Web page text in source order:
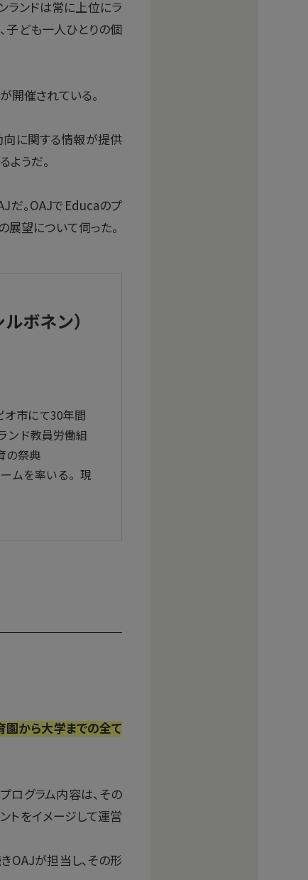
ランドは常に上位にラ
子ども一人ひとりの個
開催されている。
向に関する情報が提供
うだ。
だ。OAJでEducaのプ
望について伺った。
ボネン）
市にて30年間
ンド教員労働組
の祭典
ムを率いる。現
園から大学までの全て
ログラム内容は、その
トをイメージして運営
OAJが担当し、その形